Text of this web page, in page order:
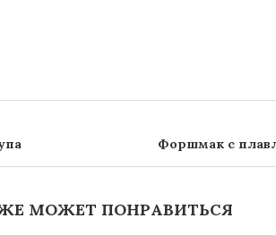
Форшмак с
МОЖЕТ ПОНРАВИТЬСЯ